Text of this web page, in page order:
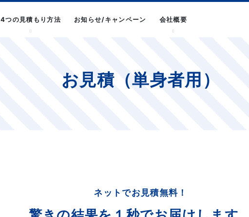
4つの見積もり方法 お知らせ/キャンペーン 会社概要
お見積（単身者用）
ネットでお見積無料！